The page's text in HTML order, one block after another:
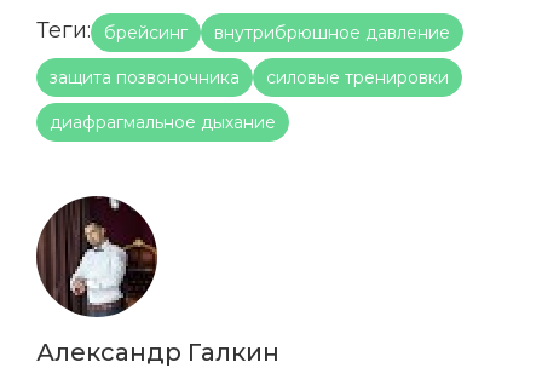
Теги: брейсинг внутрибрюшное давление
защита позвоночника силовые тренировки
диафрагмальное дыхание
Александр Галкин